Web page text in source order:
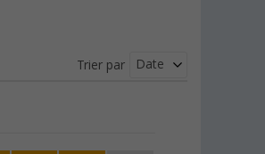
Trier par Date